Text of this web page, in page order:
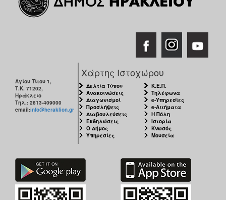
Αγίου Τίτου 1,
Τ.Κ. 71202,
Ηράκλειο
Τηλ.: 2813-409000
email:info@heraklion.gr
Χάρτης Ιστοχώρου
Δελτία Τύπου
Ανακοινώσεις
Διαγωνισμοί
Προσλήψεις
Διαβουλεύσεις
Εκδηλώσεις
Ο Δήμος
Υπηρεσίες
Κ.Ε.Π.
Τηλέφωνα
e-Υπηρεσίες
e-Αιτήματα
Η Πόλη
Ιστορία
Κνωσός
Μουσεία